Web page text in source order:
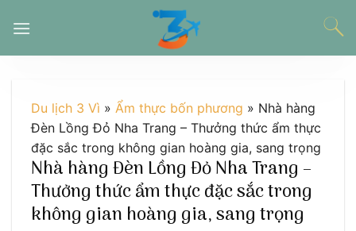
đến
Du lịch 3 Vì » Ẩm thực bốn phương » Nhà hàng
Đèn Lồng Đỏ Nha Trang – Thưởng thức ẩm thực
đặc sắc trong không gian hoàng gia, sang trọng
Nhà hàng Đèn Lồng Đỏ Nha Trang –
Thưởng thức ẩm thực đặc sắc trong
không gian hoàng gia, sang trọng